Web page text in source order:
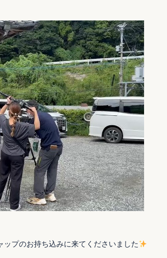
プのお持ち込みに来てくださいました